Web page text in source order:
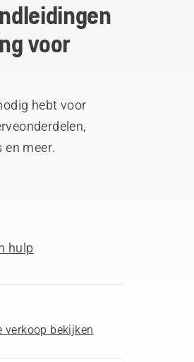
voor
hebt voor
en meer.
hulp
verkoop bekijken